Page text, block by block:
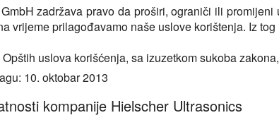
zadržava pravo da proširi, ograniči ili
vrijeme prilagođavamo naše uslove korištenja. Iz
uslova korišćenja, sa izuzetkom sukoba
10. oktobar 2013
kompanije Hielscher Ultrasonics